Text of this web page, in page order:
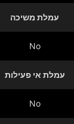
עמלת משיכה
No
עמלת אי פעילות
No